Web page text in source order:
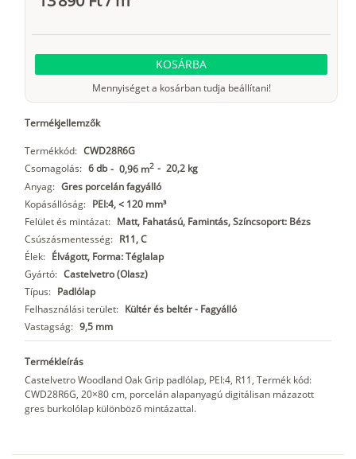
KOSÁRBA
Mennyiséget a kosárban tudja beállítani!
Termékjellemzők
Termékkód: CWD28R6G
Csomagolás: 6 db - 0,96 m2 - 20,2 kg
Anyag: Gres porcelán fagyálló
Kopásállóság: PEI:4, < 120 mm³
Felület és mintázat: Matt, Fahatású, Famintás, Színcsoport: Bézs
Csúszásmentesség: R11, C
Élek: Élvágott, Forma: Téglalap
Gyártó: Castelvetro (Olasz)
Típus: Padlólap
Felhasználási terület: Kültér és beltér - Fagyálló
Vastagság: 9,5 mm
Termékleírás
Castelvetro Woodland Oak Grip padlólap, PEI:4, R11, Termék kód:
CWD28R6G, 20×80 cm, porcelán alapanyagú digitálisan mázazott
gres burkolólap különböző mintázattal.